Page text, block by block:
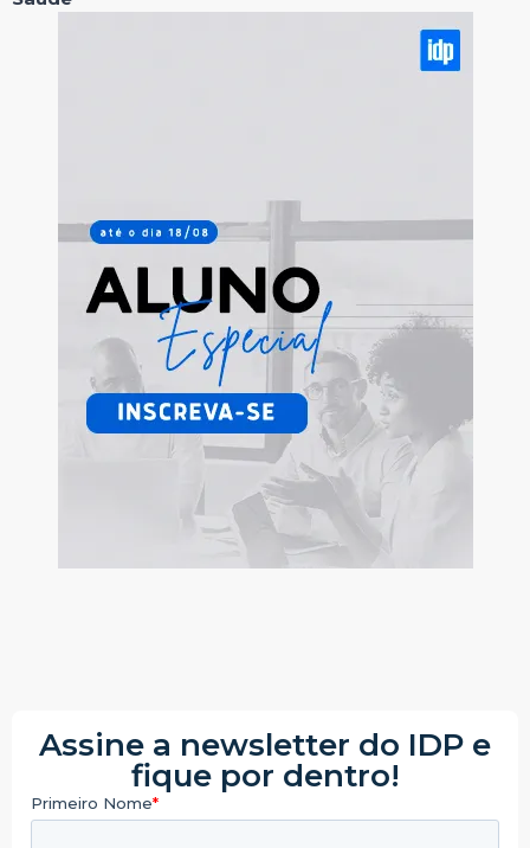
Assine a newsletter do IDP e
fique por dentro!